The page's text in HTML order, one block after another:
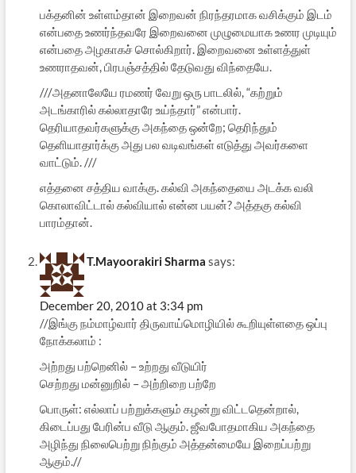
பக்தனின் உள்ளம்தான் இறைவன் நிரந்தரமாக வசிக்கும் இடம்
என்பதை உணர்ந்தவரே இறைவனை முழுமையாக உணர முடியும்
என்பதை அழகாகச் சொல்கிறார். இறைவனை உள்ளத்துள்
உணராதவன், பிரபஞ்சத்தில் தேடுவது விந்தையே.
///அதனாலேயே ரமணர் வேறு ஒரு பாடலில், “கற்றும்
அடங்காரில் கல்லாதாரே உய்ந்தார்” என்பார்.
தெரியாதவர்களுக்கு அகந்தை ஒன்றே; தெரிந்தும்
தெளியாதார்க்கு அது பல வடிவங்கள் எடுத்து அவர்களை
வாட்டும். ///
எத்தனை சத்திய வாக்கு. கல்வி அகந்தையை அடக்க வலி
கொலாவிட்டால் கல்வியால் என்ன பயன்? அத்தகு கல்வி
பாரம்தான்.
T.Mayoorakiri Sharma says:
December 20, 2010 at 3:34 pm
//இங்கு நம்மாழ்வார் திருவாய்மொழியில் கூறியுள்ளதை ஒப்பு
நோக்கலாம் :
அற்றது பற்றெனில் – உற்றது வீடுயிர்
செற்றது மன்னுறில் – அற்றிறை பற்றே
பொருள்: எல்லாப் பற்றுக்களும் கழன்று விட்டதென்றால்,
கிடைப்பது பேரின்ப வீடு ஆகும். ஜீவபோதமாகிய அகந்தை
அழிந்து நிலைபெற்று நிற்கும் அத்தன்மையே இறைப்பற்று
ஆகும்.//